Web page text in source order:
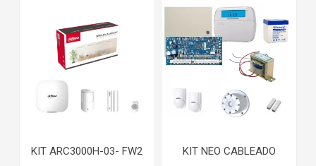
KIT ARC3000H-03- FW2 KIT NEO CABLEADO